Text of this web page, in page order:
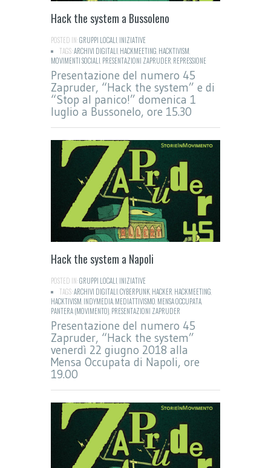
Hack the system a Bussoleno
POSTED IN:GRUPPI LOCALI INIZIATIVE
TAGS:ARCHIVI DIGITALI HACKMEETING HACKTIVISM
MOVIMENTI SOCIALI PRESENTAZIONI ZAPRUDER REPRESSIONE
Presentazione del numero 45
Zapruder, “Hack the system” e di
“Stop al panico!” domenica 1
luglio a Bussonelo, ore 15.30
Hack the system a Napoli
POSTED IN:GRUPPI LOCALI INIZIATIVE
TAGS:ARCHIVI DIGITALI CYBERPUNK HACKER HACKMEETING
HACKTIVISM INDYMEDIA MEDIATTIVISMO MENSA OCCUPATA
PANTERA (MOVIMENTO) PRESENTAZIONI ZAPRUDER
Presentazione del numero 45
Zapruder, “Hack the system”
venerdì 22 giugno 2018 alla
Mensa Occupata di Napoli, ore
19.00